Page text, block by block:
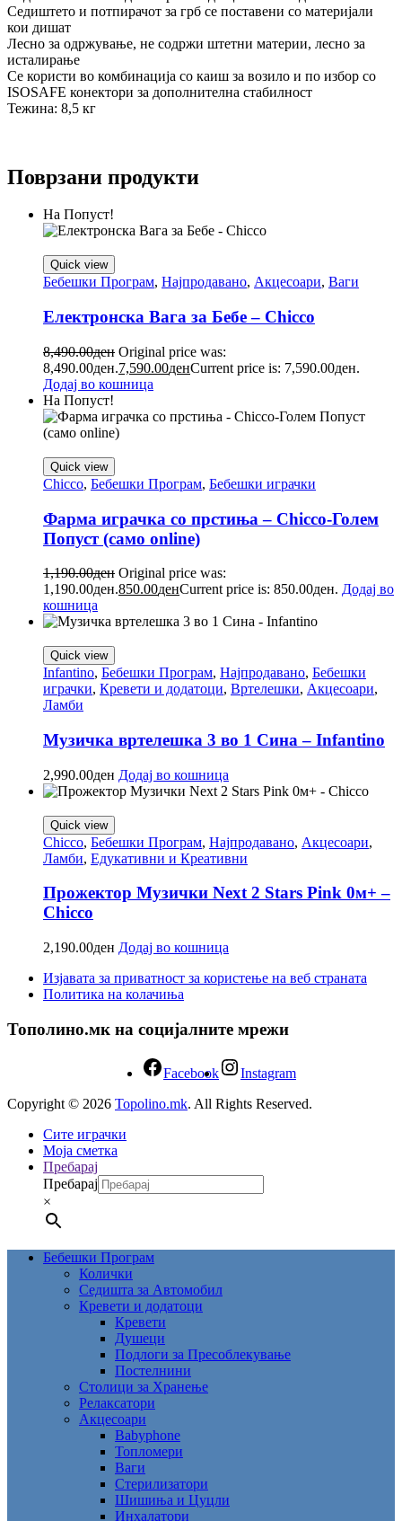
Седиштето и потпирачот за грб се поставени со материјали
кои дишат
Лесно за одржување, не содржи штетни материи, лесно за
исталирање
Се користи во комбинација со каиш за возило и по избор со
ISOSAFE конектори за дополнителна стабилност
Тежина: 8,5 кг
Поврзани продукти
На Попуст!
Quick view
Бебешки Програм, Најпродавано, Акцесоари, Ваги
Електронска Вага за Бебе – Chicco
8,490.00ден Original price was:
8,490.00ден.7,590.00денCurrent price is: 7,590.00ден.
Додај во кошница
На Попуст!
Quick view
Chicco, Бебешки Програм, Бебешки играчки
Фарма играчка со прстиња – Chicco-Голем
Попуст (само online)
1,190.00ден Original price was:
1,190.00ден.850.00денCurrent price is: 850.00ден. Додај во
кошница
Quick view
Infantino, Бебешки Програм, Најпродавано, Бебешки
играчки, Кревети и додатоци, Вртелешки, Акцесоари,
Ламби
Музичка вртелешка 3 во 1 Сина – Infantino
2,990.00ден Додај во кошница
Quick view
Chicco, Бебешки Програм, Најпродавано, Акцесоари,
Ламби, Едукативни и Креативни
Прожектор Музички Next 2 Stars Pink 0м+ –
Chicco
2,190.00ден Додај во кошница
Изјавата за приватност за користење на веб страната
Политика на колачиња
Тополино.мк на социјалните мрежи
Facebook
Instagram
Copyright © 2026 Topolino.mk. All Rights Reserved.
Сите играчки
Моја сметка
Пребарај
Пребарај
×
Бебешки Програм
Колички
Седишта за Автомобил
Кревети и додатоци
Кревети
Душеци
Подлоги за Пресоблекување
Постелнини
Столици за Хранење
Релаксатори
Акцесоари
Babyphone
Топломери
Ваги
Стерилизатори
Шишиња и Цуцли
Инхалатори